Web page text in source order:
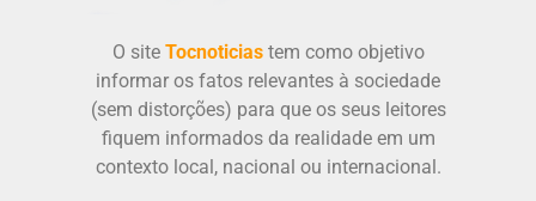
O site Tocnoticiastem como objetivo
informar os fatos relevantes à sociedade
(sem distorções) para que os seus leitores
fiquem informados da realidade em um
contexto local, nacional ou internacional.